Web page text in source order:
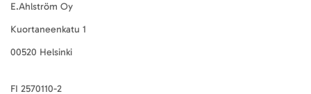
E.Ahlström Oy
Kuortaneenkatu 1
00520 Helsinki
FI 2570110-2